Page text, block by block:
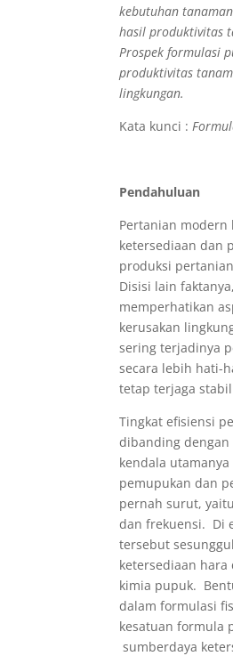
kebutuhan
hasil produktivitas
Prospek formulasi
produktivitas
lingkungan.
Kata kunci :
Pendahuluan
Pertanian
ketersediaan dan
produksi
Disisi lain
memperhatikan
kerusakan
sering terjadinya
secara lebih hati-
tetap terjaga
Tingkat efisiensi
dibanding
kendala
pemupukan dan
pernah surut,
dan frekuensi. Di
tersebut
ketersediaan
kimia pupuk.
dalam formulasi
kesatuan formula
sumberdaya